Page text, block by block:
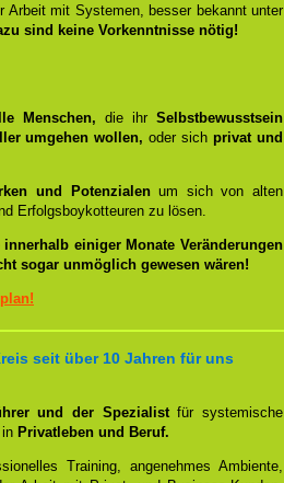
Arbeit mit Systemen, besser bekannt unter
sind keine Vorkenntnisse nötig!
Menschen, die ihrSelbstbewusstsein
umgehen wollen, oder sichprivat und
und Potenzialenum sich von alten
Erfolgsboykotteuren zu lösen.
einiger Monate Veränderungen
sogar unmöglich gewesen wären!
seit über 10 Jahren für uns
und der Spezialistfür systemische
Privatleben und Beruf.
Training, angenehmes Ambiente,